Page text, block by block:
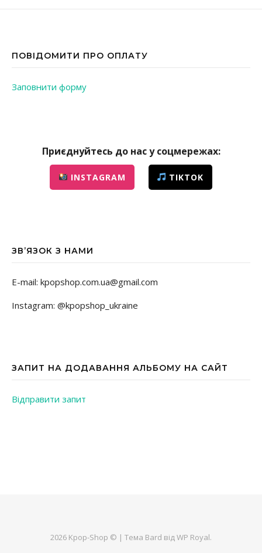
ПОВІДОМИТИ ПРО ОПЛАТУ
Заповнити форму
Приєднуйтесь до нас у соцмережах:
INSTAGRAM TIKTOK
ЗВ’ЯЗОК З НАМИ
E-mail: kpopshop.com.ua@gmail.com
Instagram: @kpopshop_ukraine
ЗАПИТ НА ДОДАВАННЯ АЛЬБОМУ НА САЙТ
Відправити запит
2026 Kpop-Shop © | Тема Bard відWP Royal.